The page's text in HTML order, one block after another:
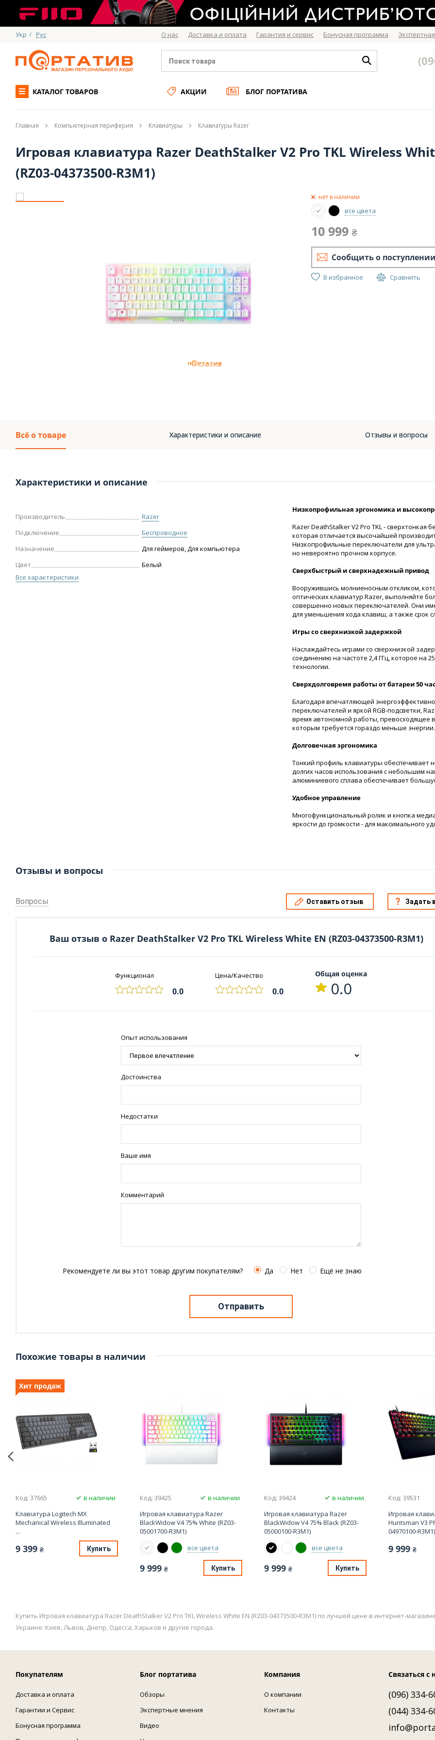
Укр / Рус О нас Доставка и оплата Гарантия и сервис Бонусная программа
КАТАЛОГ ТОВАРОВ АКЦИИ БЛОГ ПОРТАТИВА
Главная Компьютерная периферия Клавиатуры Клавиатуры Razer
Игровая клавиатура Razer DeathStalker V2 Pro TKL Wireless
(RZ03-04373500-R3M1)
нет в наличии
все цвета
10 999 ₴
Сообщить о поступлении
В избранное Сравнить
Всё о товаре Характеристики и описание Отзывы и вопросы
Характеристики и описание
Производитель
Razer
Подключение
Беспроводное
Назначение
Для геймеров, Для компьютера
Цвет
Белый
Все характеристики
Низкопрофильная эргономика и
Razer DeathStalker V2 Pro TKL - сверхтонкая
которая отличается высочайшей
Низкопрофильные переключатели для
но невероятно прочном корпусе.
Сверхбыстрый и сверхнадежный привод
Вооружившись молниеносным откликом,
оптических клавиатур Razer, выполняйте
совершенно новых переключателей. Они
для уменьшения хода клавиш, а также срок
Игры со сверхнизкой задержкой
Наслаждайтесь играми со сверхнизкой
соединению на частоте 2,4 ГГц, которое на
технологии.
Сверхдолговремя работы от батареи 50
Благодаря впечатляющей
переключателей и яркой RGB-подсветки,
время автономной работы, превосходящее
которым требуется гораздо меньше энергии.
Долговечная эргономика
Тонкий профиль клавиатуры обеспечивает
долгих часов использования с небольшим
алюминиевого сплава обеспечивает
Удобное управление
Многофункциональный ролик и кнопка
яркости до громкости - для максимального
Отзывы и вопросы
Вопросы Оставить отзыв Задать
Ваш отзыв о Razer DeathStalker V2 Pro TKL Wireless White EN (RZ03-04373500-R3M1)
Функционал
0.0
Цена/Качество
0.0
Общая оценка
0.0
Опыт использования
Достоинства
Недостатки
Ваше имя
Комментарий
Рекомендуете ли вы этот товар другим покупателям? Да Нет Ещё не знаю
Отправить
Похожие товары в наличии
Хит продаж
Код: 37665
в наличии
Клавіатура Logitech MX
Mechanical Wireless Illuminated
...
9 399 ₴ Купить
Код: 39425
в наличии
Игровая клавиатура Razer
BlackWidow V4 75% White (RZ03-
05001700-R3M1)
все цвета
9 999 ₴ Купить
Код: 39424
в наличии
Игровая клавиатура Razer
BlackWidow V4 75% Black (RZ03-
05000100-R3M1)
все цвета
9 999 ₴ Купить
Код: 39531
Игровая
Huntsman V3
04970100-R3M1)
9 999 ₴
Купить Игровая клавиатура Razer DeathStalker V2 Pro TKL Wireless White EN (RZ03-04373500-R3M1) по лучшей цене в интернет-
Украине: Киев, Львов, Днепр, Одесса, Харьков и другие города.
Покупателям
Доставка и оплата
Гарантии и Сервис
Бонусная программа
Блог портатива
Обзоры
Экспертные мнения
Видео
Компания
О компании
Контакты
Связаться с
(096) 334-
(044) 334-